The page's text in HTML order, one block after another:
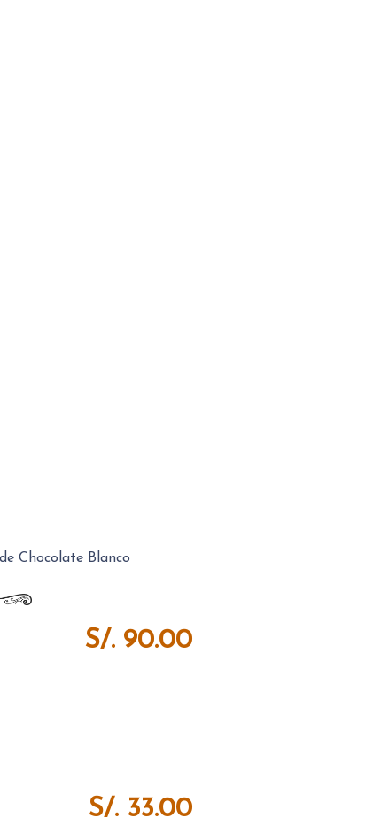
Chocolate Blanco
S/. 90.00
S/. 33.00